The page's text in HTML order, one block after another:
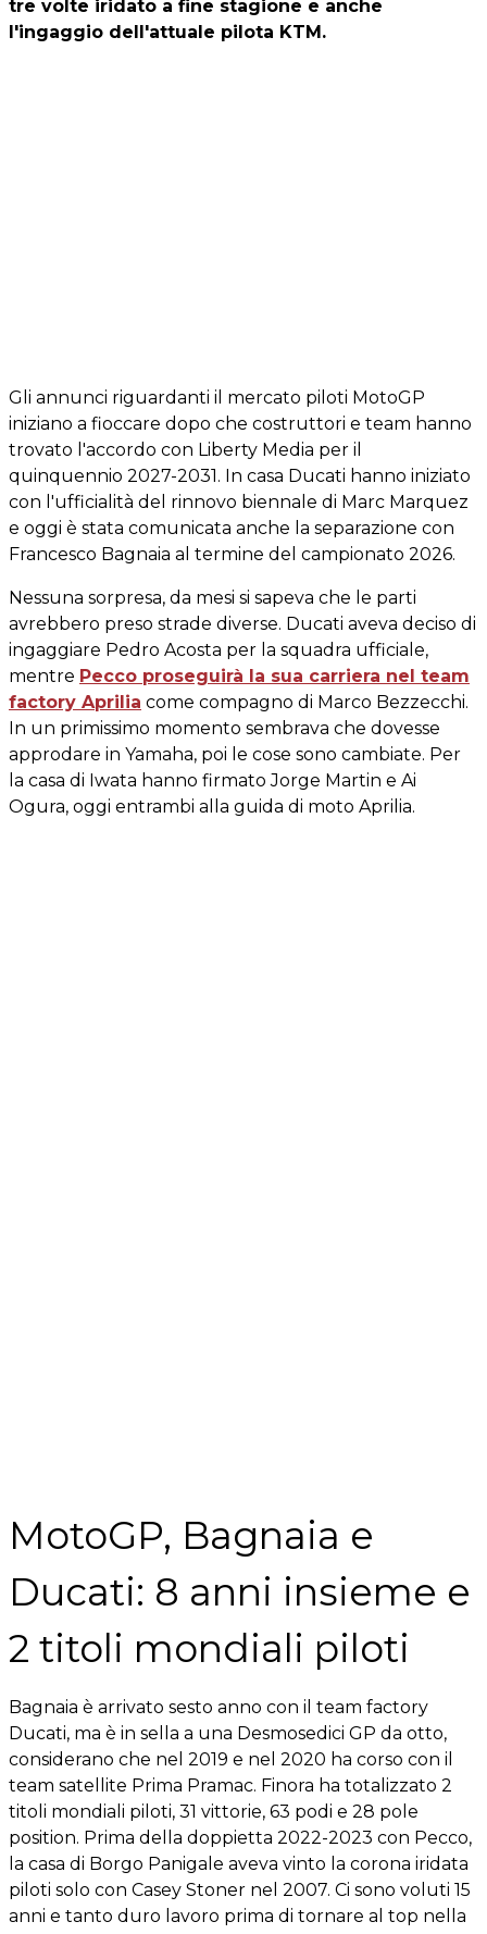
tre volte iridato a fine stagione e anche
l'ingaggio dell'attuale pilota KTM.
Gli annunci riguardanti il mercato piloti MotoGP
iniziano a fioccare dopo che costruttori e team hanno
trovato l'accordo con Liberty Media per il
quinquennio 2027-2031. In casa Ducati hanno iniziato
con l'ufficialità del rinnovo biennale di Marc Marquez
e oggi è stata comunicata anche la separazione con
Francesco Bagnaia al termine del campionato 2026.
Nessuna sorpresa, da mesi si sapeva che le parti
avrebbero preso strade diverse. Ducati aveva deciso di
ingaggiare Pedro Acosta per la squadra ufficiale,
mentre Pecco proseguirà la sua carriera nel team
factory Aprilia come compagno di Marco Bezzecchi.
In un primissimo momento sembrava che dovesse
approdare in Yamaha, poi le cose sono cambiate. Per
la casa di Iwata hanno firmato Jorge Martin e Ai
Ogura, oggi entrambi alla guida di moto Aprilia.
MotoGP, Bagnaia e
Ducati: 8 anni insieme e
2 titoli mondiali piloti
Bagnaia è arrivato sesto anno con il team factory
Ducati, ma è in sella a una Desmosedici GP da otto,
considerano che nel 2019 e nel 2020 ha corso con il
team satellite Prima Pramac. Finora ha totalizzato 2
titoli mondiali piloti, 31 vittorie, 63 podi e 28 pole
position. Prima della doppietta 2022-2023 con Pecco,
la casa di Borgo Panigale aveva vinto la corona iridata
piloti solo con Casey Stoner nel 2007. Ci sono voluti 15
anni e tanto duro lavoro prima di tornare al top nella